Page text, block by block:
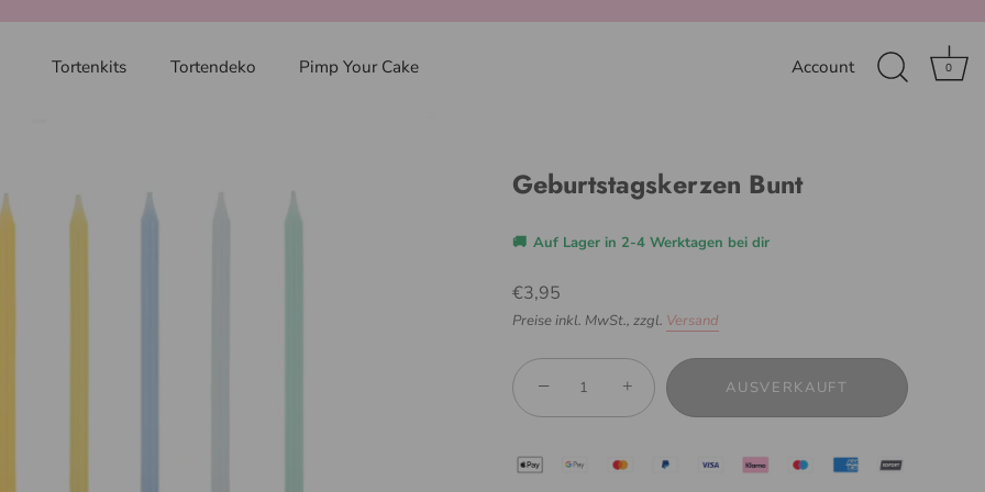
Tortenkits Tortendeko Pimp Your Cake Account 0
Geburtstagskerzen Bunt
🚚 Auf Lager in 2-4 Werktagen bei dir
€3,95
Preise inkl. MwSt., zzgl. Versand
− + AUSVERKAUFT